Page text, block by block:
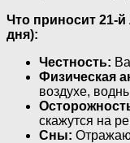
Что приносит 21-
дня):
Честность:
Физическая
воздухе,
скажутся на
Сны: